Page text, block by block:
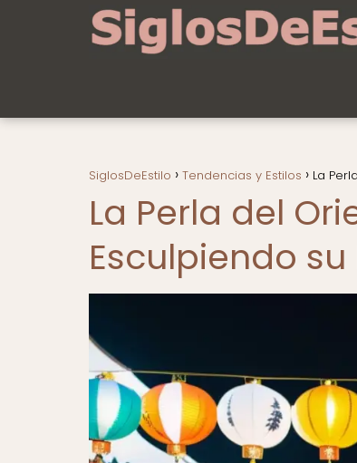
SiglosDeEstilo Tendencias y Estilos La
La Perla del
Esculpiendo